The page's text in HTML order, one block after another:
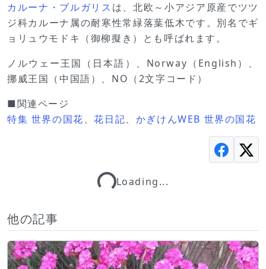
カルーナ・ブルガリス は、北欧～小アジア原産でツツ
ジ科カルーナ属の耐寒性常緑落葉低木です。別名でギ
ョリュウモドキ（御柳擬き）とも呼ばれます。
ノルウェー王国（日本語）、Norway（English）、
挪威王国（中国語）、NO（2文字コード）
■関連ページ
特集 世界の国花、花日記、 かぎけんWEB 世界の国花
Loading...Loading...
他の記事